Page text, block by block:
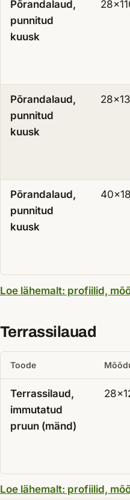
Põrandalaud,
punnitud
kuusk
Põrandalaud,
punnitud
kuusk
Põrandalaud,
punnitud
kuusk
Loe lähemalt: profiilid,
Terrassilauad
Toode
Terrassilaud,
immutatud
pruun (mänd)
Loe lähemalt: profiilid,